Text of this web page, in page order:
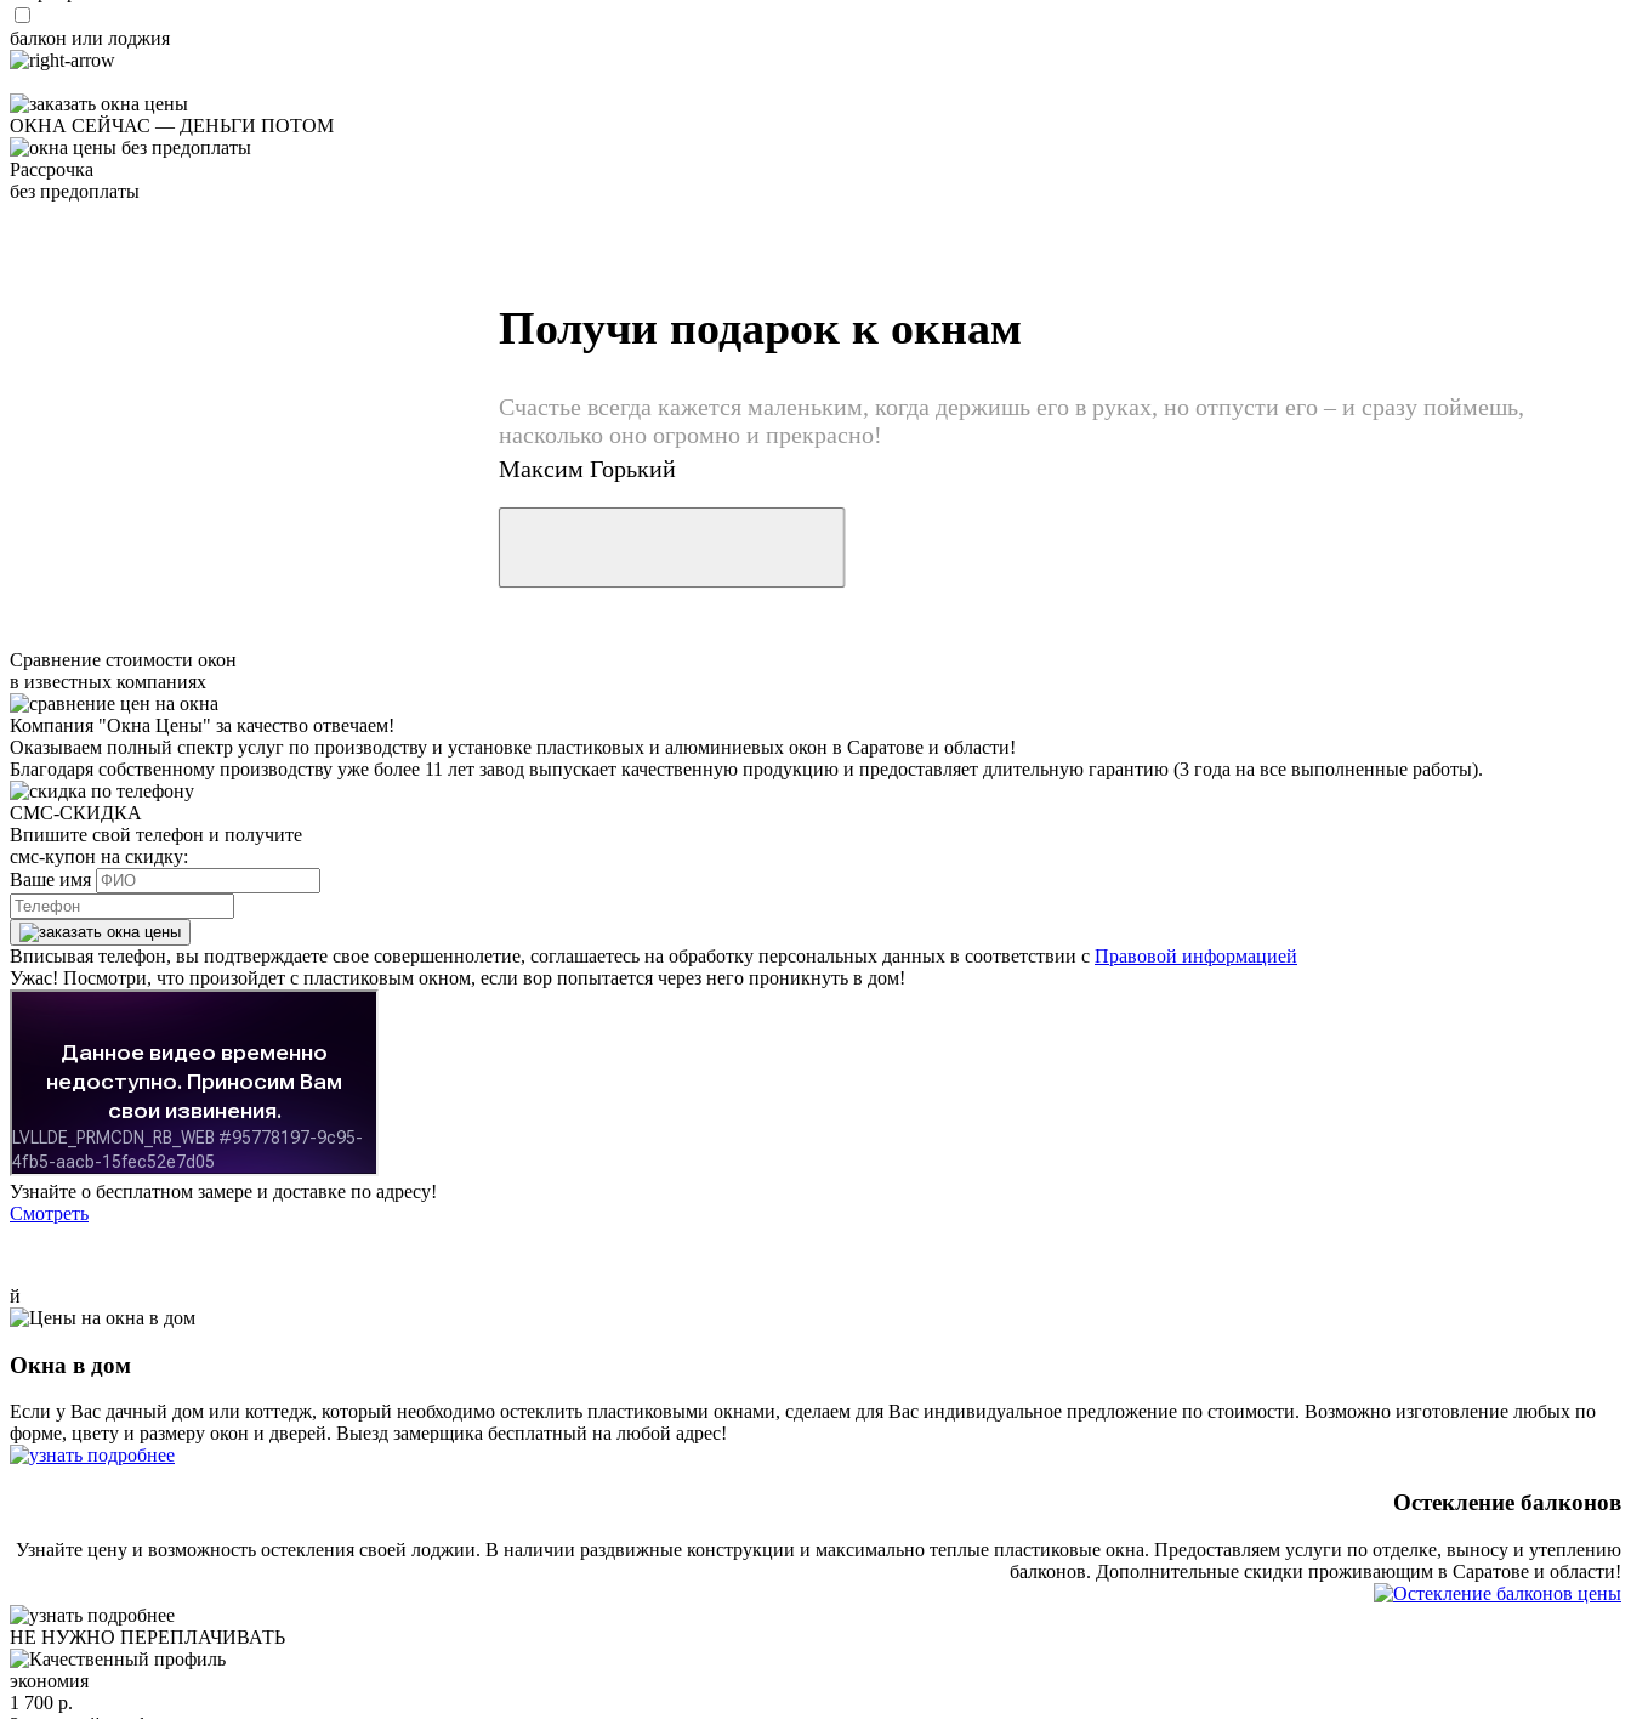
балкон или лоджия
ОКНА СЕЙЧАС — ДЕНЬГИ ПОТОМ
Рассрочка
без предоплаты
Получи подарок к окнам
Счастье всегда кажется маленьким, когда держишь его в руках, но отпусти его – и сразу поймешь,
насколько оно огромно и прекрасно!
Максим Горький
Сравнение стоимости окон
в известных компаниях
Компания "Окна Цены" за качество отвечаем!
Оказываем полный спектр услуг по производству и установке пластиковых и алюминиевых окон в Саратове и области!
Благодаря собственному производству уже более 11 лет завод выпускает качественную продукцию и предоставляет длительную гарантию (3 года на все выполненные работы).
СМС-СКИДКА
Впишите свой телефон и получите
смс-купон на скидку:
Ваше имя
Вписывая телефон, вы подтверждаете свое совершеннолетие, соглашаетесь на обработку персональных данных в соответствии с Правовой информацией
Ужас! Посмотри, что произойдет с пластиковым окном, если вор попытается через него проникнуть в дом!
Узнайте о бесплатном замере и доставке по адресу!
Смотреть
й
Окна в дом
Если у Вас дачный дом или коттедж, который необходимо остеклить пластиковыми окнами, сделаем для Вас индивидуальное предложение по стоимости. Возможно изготовление любых по
форме, цвету и размеру окон и дверей. Выезд замерщика бесплатный на любой адрес!
Остекление балконов
Узнайте цену и возможность остекления своей лоджии. В наличии раздвижные конструкции и максимально теплые пластиковые окна. Предоставляем услуги по отделке, выносу и утеплению
балконов. Дополнительные скидки проживающим в Саратове и области!
НЕ НУЖНО ПЕРЕПЛАЧИВАТЬ
экономия
1 700 р.